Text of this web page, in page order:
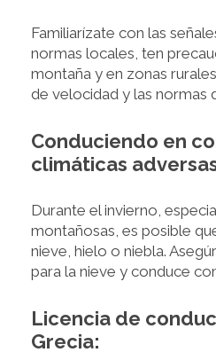
Familiarízate con las
normas locales, ten
montaña y en zonas
de velocidad y las normas
Conduciendo en
climáticas
Durante el invierno,
montañosas, es posible
nieve, hielo o niebla.
para la nieve y conduce
Licencia de
Grecia: